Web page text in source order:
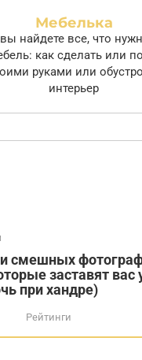
Мебелька
найдете все, что
как сделать или
руками или
интерьер
смешных
заставят вас
при хандре)
Рейтинги